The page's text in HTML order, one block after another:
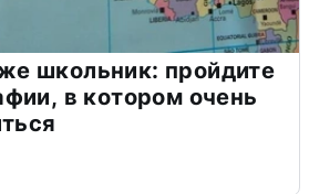
школьник: пройдите
в котором очень